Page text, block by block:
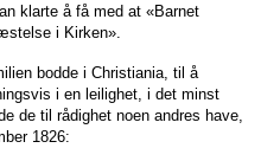
klarte å få med at «Barnet
i Kirken».
bodde i Christiania, til å
i en leilighet, i det minst
de til rådighet noen andres have,
1826: